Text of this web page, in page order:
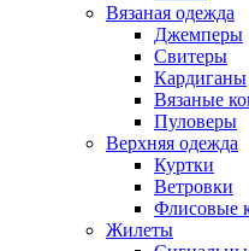
Вязаная одежда
Джемперы
Свитеры
Кардиганы
Вязаные
Пуловеры
Верхняя одежда
Куртки
Ветровки
Флисовые
Жилеты